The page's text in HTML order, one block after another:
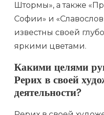
Штормы», а также
Софии» и
известны своей
яркими цветами.
Какими целями
Рерих в своей
деятельности?